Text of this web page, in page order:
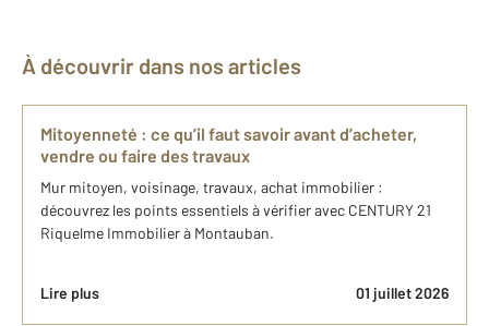
À découvrir dans nos articles
Mitoyenneté : ce qu’il faut savoir avant d’acheter,
vendre ou faire des travaux
Mur mitoyen, voisinage, travaux, achat immobilier :
découvrez les points essentiels à vérifier avec CENTURY 21
Riquelme Immobilier à Montauban.
Lire plus 01 juillet 2026